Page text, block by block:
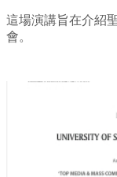
這場演講旨在介紹
會。